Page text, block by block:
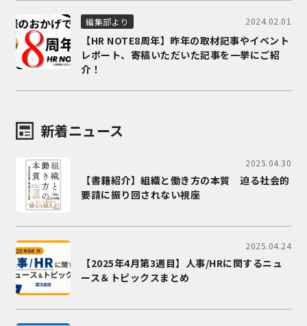
編集部より 2024.02.01
【HR NOTE8周年】昨年の取材記事やイベント
レポート、寄稿いただいた記事を一挙にご紹
介！
新着ニュース
2025.04.30
【書籍紹介】組織と働き方の本質 迫る社会的
要請に振り回されない視座
2025.04.24
【2025年4月第3週目】人事/HRに関するニュ
ース＆トピックスまとめ